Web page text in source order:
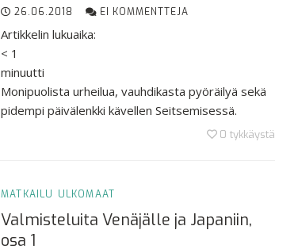
26.06.2018 EI KOMMENTTEJA
Artikkelin lukuaika:
< 1
minuutti
Monipuolista urheilua, vauhdikasta pyöräilyä sekä
pidempi päivälenkki kävellen Seitsemisessä.
0 tykkäystä
MATKAILU ULKOMAAT
Valmisteluita Venäjälle ja Japaniin,
osa 1